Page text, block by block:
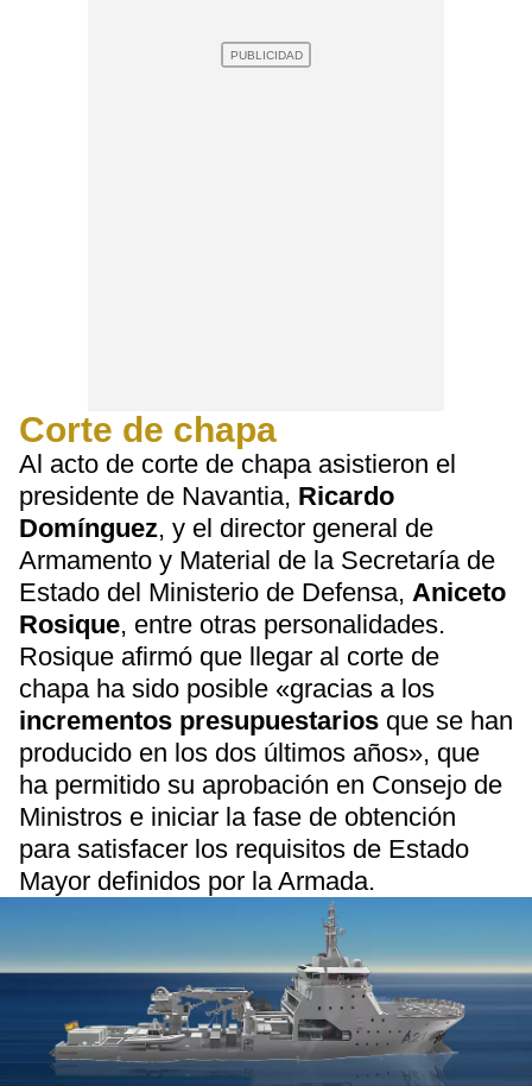
Corte de chapa
Al acto de corte de chapa asistieron el
presidente de Navantia, Ricardo
Domínguez, y el director general de
Armamento y Material de la Secretaría de
Estado del Ministerio de Defensa, Aniceto
Rosique, entre otras personalidades.
Rosique afirmó que llegar al corte de
chapa ha sido posible «gracias a los
incrementos presupuestarios que se han
producido en los dos últimos años», que
ha permitido su aprobación en Consejo de
Ministros e iniciar la fase de obtención
para satisfacer los requisitos de Estado
Mayor definidos por la Armada.